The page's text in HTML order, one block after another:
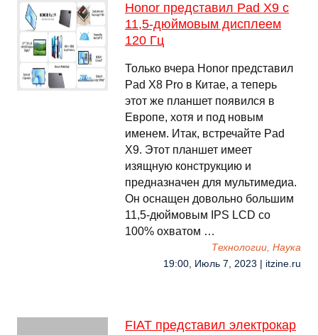
Honor представил Pad X9 с
11,5-дюймовым дисплеем
120 Гц
Только вчера Honor представил
Pad X8 Pro в Китае, а теперь
этот же планшет появился в
Европе, хотя и под новым
именем. Итак, встречайте Pad
X9. Этот планшет имеет
изящную конструкцию и
предназначен для мультимедиа.
Он оснащен довольно большим
11,5-дюймовым IPS LCD со
100% охватом …
Технологии, Наука
19:00, Июль 7, 2023 | itzine.ru
FIAT представил электрокар